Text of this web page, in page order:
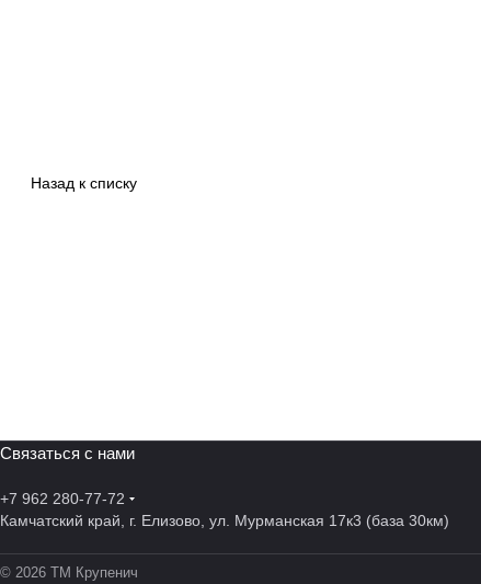
Назад к списку
Связаться с нами
+7 962 280-77-72
Камчатский край, г. Елизово, ул. Мурманская 17к3 (база 30км)
© 2026 ТМ Крупенич